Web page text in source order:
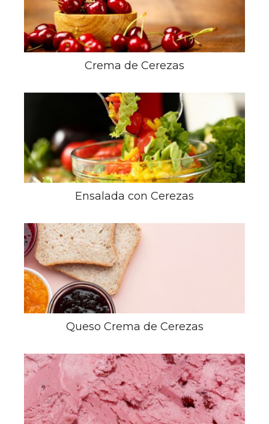
Crema de Cerezas
Ensalada con Cerezas
Queso Crema de Cerezas